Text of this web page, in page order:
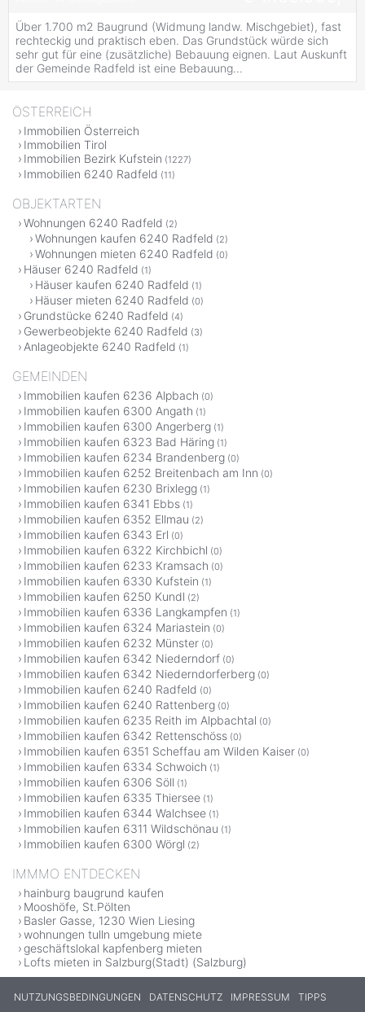
Über 1.700 m2 Baugrund (Widmung landw. Mischgebiet), fast
rechteckig und praktisch eben. Das Grundstück würde sich
sehr gut für eine (zusätzliche) Bebauung eignen. Laut Auskunft
der Gemeinde Radfeld ist eine Bebauung...
ÖSTERREICH
Immobilien Österreich
Immobilien Tirol
Immobilien Bezirk Kufstein (1227)
Immobilien 6240 Radfeld (11)
OBJEKTARTEN
Wohnungen 6240 Radfeld (2)
Wohnungen kaufen 6240 Radfeld (2)
Wohnungen mieten 6240 Radfeld (0)
Häuser 6240 Radfeld (1)
Häuser kaufen 6240 Radfeld (1)
Häuser mieten 6240 Radfeld (0)
Grundstücke 6240 Radfeld (4)
Gewerbeobjekte 6240 Radfeld (3)
Anlageobjekte 6240 Radfeld (1)
GEMEINDEN
Immobilien kaufen 6236 Alpbach (0)
Immobilien kaufen 6300 Angath (1)
Immobilien kaufen 6300 Angerberg (1)
Immobilien kaufen 6323 Bad Häring (1)
Immobilien kaufen 6234 Brandenberg (0)
Immobilien kaufen 6252 Breitenbach am Inn (0)
Immobilien kaufen 6230 Brixlegg (1)
Immobilien kaufen 6341 Ebbs (1)
Immobilien kaufen 6352 Ellmau (2)
Immobilien kaufen 6343 Erl (0)
Immobilien kaufen 6322 Kirchbichl (0)
Immobilien kaufen 6233 Kramsach (0)
Immobilien kaufen 6330 Kufstein (1)
Immobilien kaufen 6250 Kundl (2)
Immobilien kaufen 6336 Langkampfen (1)
Immobilien kaufen 6324 Mariastein (0)
Immobilien kaufen 6232 Münster (0)
Immobilien kaufen 6342 Niederndorf (0)
Immobilien kaufen 6342 Niederndorferberg (0)
Immobilien kaufen 6240 Radfeld (0)
Immobilien kaufen 6240 Rattenberg (0)
Immobilien kaufen 6235 Reith im Alpbachtal (0)
Immobilien kaufen 6342 Rettenschöss (0)
Immobilien kaufen 6351 Scheffau am Wilden Kaiser (0)
Immobilien kaufen 6334 Schwoich (1)
Immobilien kaufen 6306 Söll (1)
Immobilien kaufen 6335 Thiersee (1)
Immobilien kaufen 6344 Walchsee (1)
Immobilien kaufen 6311 Wildschönau (1)
Immobilien kaufen 6300 Wörgl (2)
IMMMO ENTDECKEN
hainburg baugrund kaufen
Mooshöfe, St.Pölten
Basler Gasse, 1230 Wien Liesing
wohnungen tulln umgebung miete
geschäftslokal kapfenberg mieten
Lofts mieten in Salzburg(Stadt) (Salzburg)
NUTZUNGSBEDINGUNGEN DATENSCHUTZ IMPRESSUM
TIPPS